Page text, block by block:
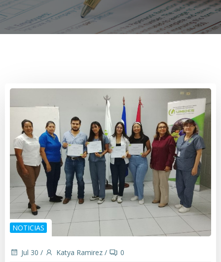
NOTICIAS
Jul 30 / Katya Ramirez / 0